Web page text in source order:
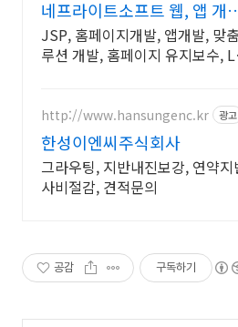
네프라이트소프트 웹, 앱 개
전문업체
JSP, 홈페이지개발, 앱개발, 맞
루션 개발, 홈페이지 유지보수,
http://www.hansungenc.kr 광고
한성이엔씨주식회사
그라우팅, 지반내진보강, 연약
사비절감, 견적문의
공감 구독하기